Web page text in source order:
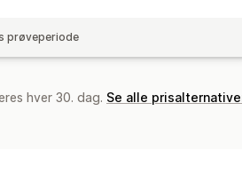
prøveperiode
hver 30. dag. Se alle